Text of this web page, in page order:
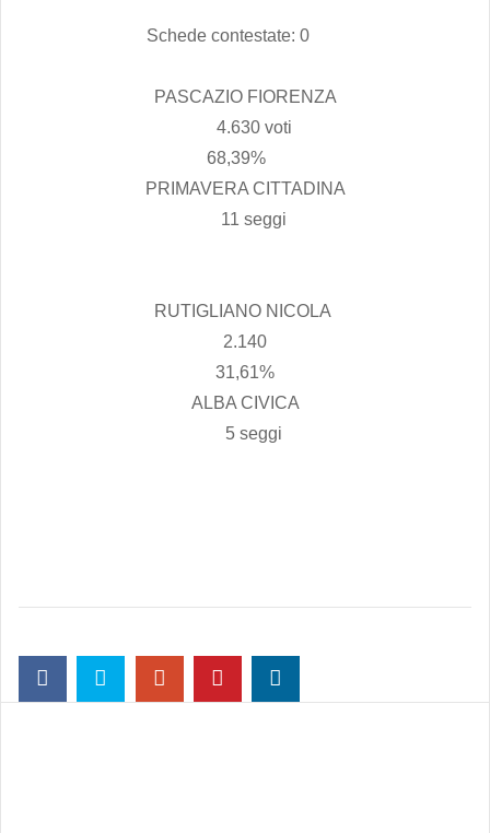
Schede contestate: 0
PASCAZIO FIORENZA
4.630 voti
68,39%
PRIMAVERA CITTADINA
11 seggi
RUTIGLIANO NICOLA
2.140
31,61%
ALBA CIVICA
5 seggi